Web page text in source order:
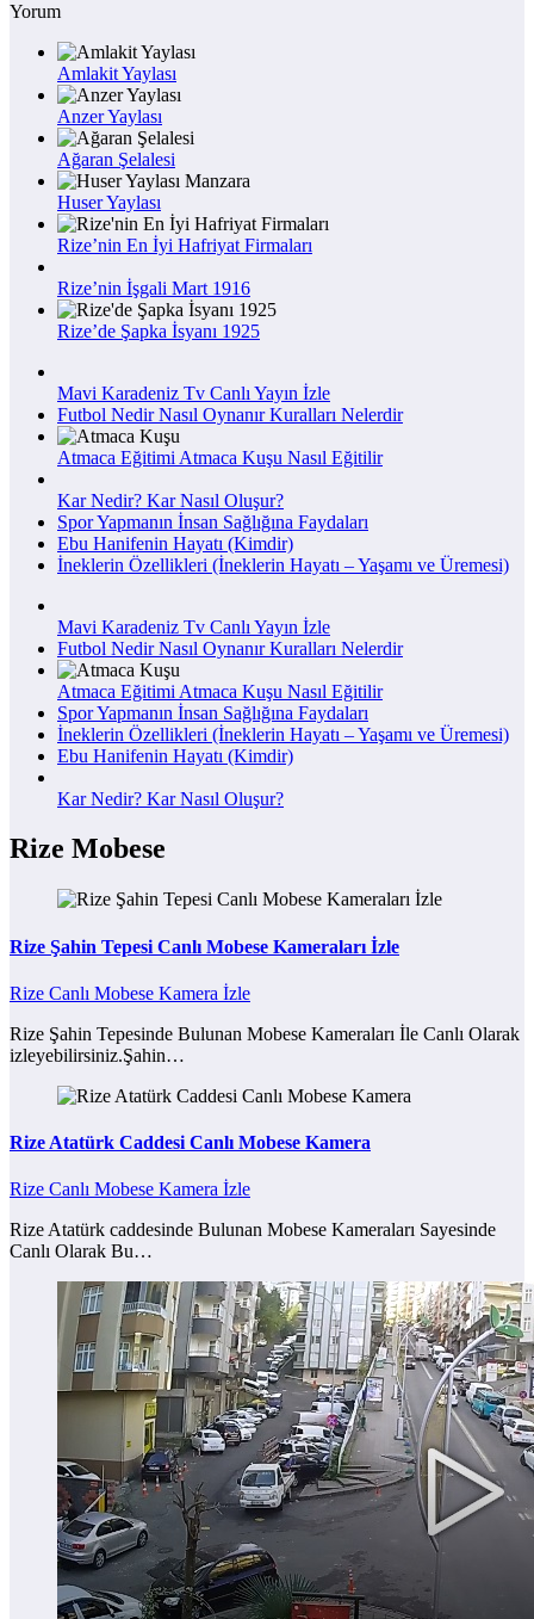
Yorum
Amlakit Yaylası
Anzer Yaylası
Ağaran Şelalesi
Huser Yaylası
Rize’nin En İyi Hafriyat Firmaları
Rize’nin İşgali Mart 1916
Rize’de Şapka İsyanı 1925
Mavi Karadeniz Tv Canlı Yayın İzle
Futbol Nedir Nasıl Oynanır Kuralları Nelerdir
Atmaca Eğitimi Atmaca Kuşu Nasıl Eğitilir
Kar Nedir? Kar Nasıl Oluşur?
Spor Yapmanın İnsan Sağlığına Faydaları
Ebu Hanifenin Hayatı (Kimdir)
İneklerin Özellikleri (İneklerin Hayatı – Yaşamı ve Üremesi)
Mavi Karadeniz Tv Canlı Yayın İzle
Futbol Nedir Nasıl Oynanır Kuralları Nelerdir
Atmaca Eğitimi Atmaca Kuşu Nasıl Eğitilir
Spor Yapmanın İnsan Sağlığına Faydaları
İneklerin Özellikleri (İneklerin Hayatı – Yaşamı ve Üremesi)
Ebu Hanifenin Hayatı (Kimdir)
Kar Nedir? Kar Nasıl Oluşur?
Rize Mobese
Rize Şahin Tepesi Canlı Mobese Kameraları İzle
Rize Canlı Mobese Kamera İzle
Rize Şahin Tepesinde Bulunan Mobese Kameraları İle Canlı Olarak
izleyebilirsiniz.Şahin…
Rize Atatürk Caddesi Canlı Mobese Kamera
Rize Canlı Mobese Kamera İzle
Rize Atatürk caddesinde Bulunan Mobese Kameraları Sayesinde
Canlı Olarak Bu…